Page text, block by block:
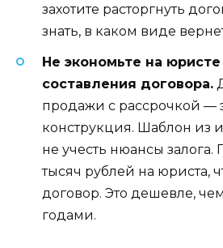
захотите расторгнуть
знать, в каком виде
Не экономьте на
составления договора.
продажи с рассрочкой —
конструкция. Шаблон из
не учесть нюансы залога.
тысяч рублей на юриста,
договор. Это дешевле,
годами.